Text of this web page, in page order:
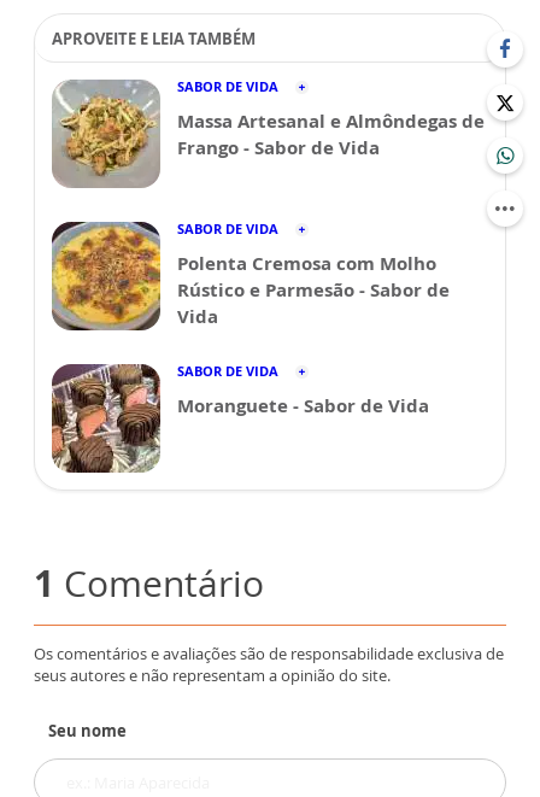
APROVEITE E LEIA TAMBÉM
SABOR DE VIDA
Massa Artesanal e Almôndegas de
Frango - Sabor de Vida
SABOR DE VIDA
Polenta Cremosa com Molho
Rústico e Parmesão - Sabor de
Vida
SABOR DE VIDA
Moranguete - Sabor de Vida
1 Comentário
Os comentários e avaliações são de responsabilidade exclusiva de
seus autores e não representam a opinião do site.
Seu nome